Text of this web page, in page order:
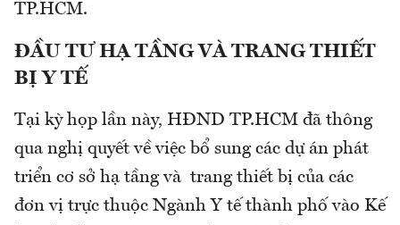
TP.HCM.
ĐẦU TƯ HẠ TẦNG VÀ TRANG THIẾT
BỊ Y TẾ
Tại kỳ họp lần này, HĐND TP.HCM đã thông
qua nghị quyết về việc bổ sung các dự án phát
triển cơ sở hạ tầng và trang thiết bị của các
đơn vị trực thuộc Ngành Y tế thành phố vào Kế